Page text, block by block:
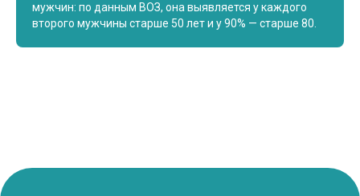
мужчин: по данным ВОЗ, она выявляется у каждого
второго мужчины старше 50 лет и у 90% — старше 80.